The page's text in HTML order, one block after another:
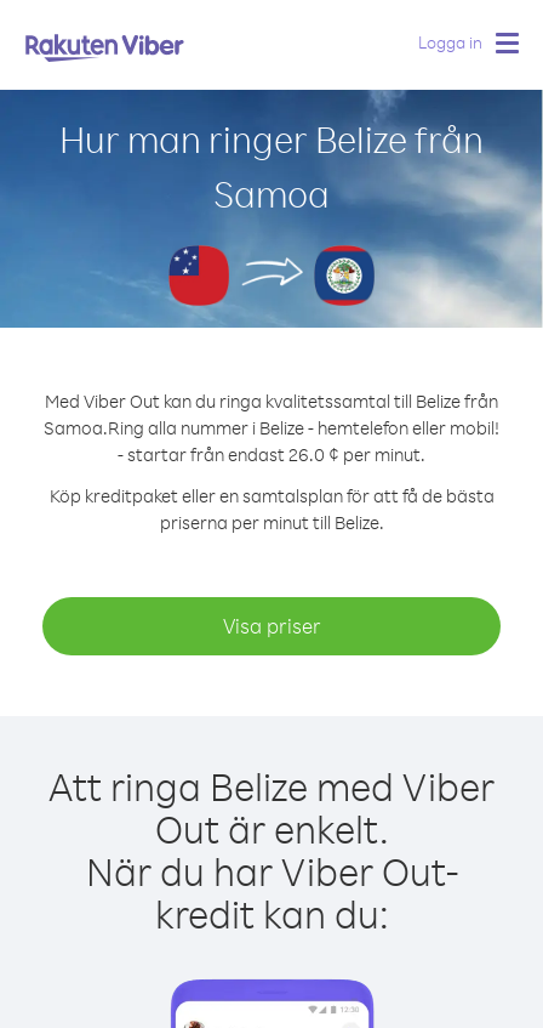
Logga in
Hur man ringer Belize från
Samoa
Med Viber Out kan du ringa kvalitetssamtal till Belize från
Samoa.Ring alla nummer i Belize - hemtelefon eller mobil!
- startar från endast 26.0 ¢ per minut.
Köp kreditpaket eller en samtalsplan för att få de bästa
priserna per minut till Belize.
Visa priser
Att ringa Belize med Viber
Out är enkelt.
När du har Viber Out-
kredit kan du: